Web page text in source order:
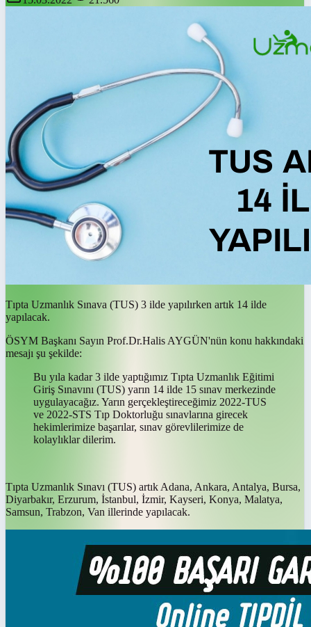
Tıpta Uzmanlık Sınava (TUS) 3 ilde yapılırken artık 14 ilde
yapılacak.
ÖSYM Başkanı Sayın Prof.Dr.Halis AYGÜN'nün konu hakkındaki
mesajı şu şekilde:
Bu yıla kadar 3 ilde yaptığımız Tıpta Uzmanlık Eğitimi
Giriş Sınavını (TUS) yarın 14 ilde 15 sınav merkezinde
uygulayacağız. Yarın gerçekleştireceğimiz 2022-TUS
ve 2022-STS Tıp Doktorluğu sınavlarına girecek
hekimlerimize başarılar, sınav görevlilerimize de
kolaylıklar dilerim.
Tıpta Uzmanlık Sınavı (TUS) artık Adana, Ankara, Antalya, Bursa,
Diyarbakır, Erzurum, İstanbul, İzmir, Kayseri, Konya, Malatya,
Samsun, Trabzon, Van illerinde yapılacak.